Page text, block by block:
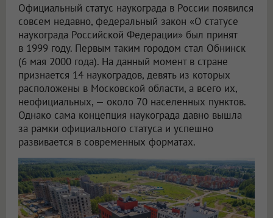
Официальный статус наукограда в России появился
совсем недавно, федеральный закон «О статусе
наукограда Российской Федерации» был принят
в 1999 году. Первым таким городом стал Обнинск
(6 мая 2000 года). На данный момент в стране
признается 14 наукоградов, девять из которых
расположены в Московской области, а всего их,
неофициальных, — около 70 населенных пунктов.
Однако сама концепция наукограда давно вышла
за рамки официального статуса и успешно
развивается в современных форматах.